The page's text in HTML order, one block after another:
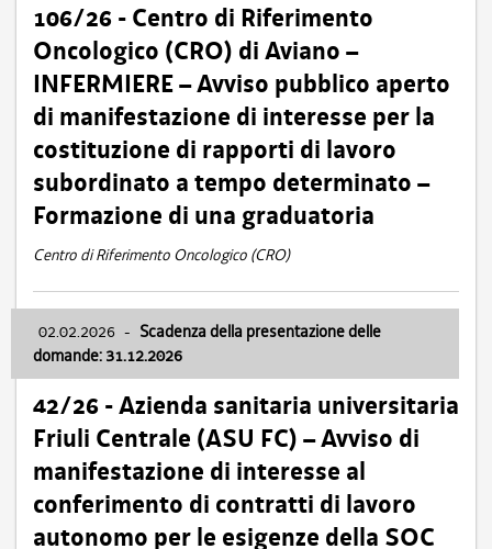
106/26 - Centro di Riferimento
Oncologico (CRO) di Aviano –
INFERMIERE – Avviso pubblico aperto
di manifestazione di interesse per la
costituzione di rapporti di lavoro
subordinato a tempo determinato –
Formazione di una graduatoria
Centro di Riferimento Oncologico (CRO)
02.02.2026 - Scadenza della presentazione delle
domande: 31.12.2026
42/26 - Azienda sanitaria universitaria
Friuli Centrale (ASU FC) – Avviso di
manifestazione di interesse al
conferimento di contratti di lavoro
autonomo per le esigenze della SOC